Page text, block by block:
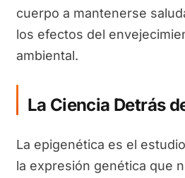
cuerpo a mantenerse
los efectos del
ambiental.
La Ciencia Detrás
La epigenética es el
la expresión genética que